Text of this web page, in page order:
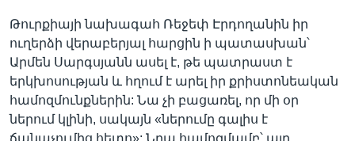
Թուրքիայի նախագահ Ռեջեփ Էրդողանին իր
ուղերձի վերաբերյալ հարցին ի պատասխան՝
Արմեն Սարգսյանն ասել է, թե պատրաստ է
երկխոսության և հղում է արել իր քրիստոնեական
համոզմունքներին: Նա չի բացառել, որ մի օր
ներում կլինի, սակայն «ներումը գալիս է
ճանաչումից հետո»: Նրա համոզմամբ՝ այդ